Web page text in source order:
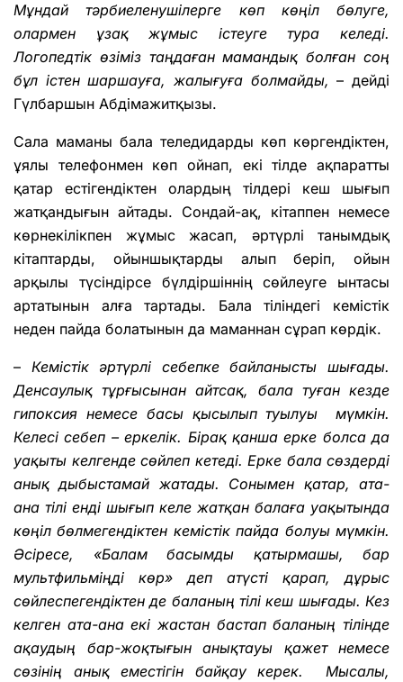
Мұндай тәрбиеленушілерге көп көңіл бөлуге,
олармен ұзақ жұмыс істеуге тура келеді.
Логопедтік өзіміз таңдаған мамандық болған соң
бұл істен шаршауға, жалығуға болмайды, – дейді
Гүлбаршын Абдімажитқызы.
Сала маманы бала теледидарды көп көргендіктен,
ұялы телефонмен көп ойнап, екі тілде ақпаратты
қатар естігендіктен олардың тілдері кеш шығып
жатқандығын айтады. Сондай-ақ, кітаппен немесе
көрнекілікпен жұмыс жасап, әртүрлі танымдық
кітаптарды, ойыншықтарды алып беріп, ойын
арқылы түсіндірсе бүлдіршіннің сөйлеуге ынтасы
артатынын алға тартады. Бала тіліндегі кемістік
неден пайда болатынын да маманнан сұрап көрдік.
– Кемістік әртүрлі себепке байланысты шығады.
Денсаулық тұрғысынан айтсақ, бала туған кезде
гипоксия немесе басы қысылып туылуы мүмкін.
Келесі себеп – еркелік. Бірақ қанша ерке болса да
уақыты келгенде сөйлеп кетеді. Ерке бала сөздерді
анық дыбыстамай жатады. Сонымен қатар, ата-
ана тілі енді шығып келе жатқан балаға уақытында
көңіл бөлмегендіктен кемістік пайда болуы мүмкін.
Әсіресе, «Балам басымды қатырмашы, бар
мультфильміңді көр» деп атүсті қарап, дұрыс
сөйлеспегендіктен де баланың тілі кеш шығады. Кез
келген ата-ана екі жастан бастап баланың тілінде
ақаудың бар-жоқтығын анықтауы қажет немесе
сөзінің анық еместігін байқау керек. Мысалы,